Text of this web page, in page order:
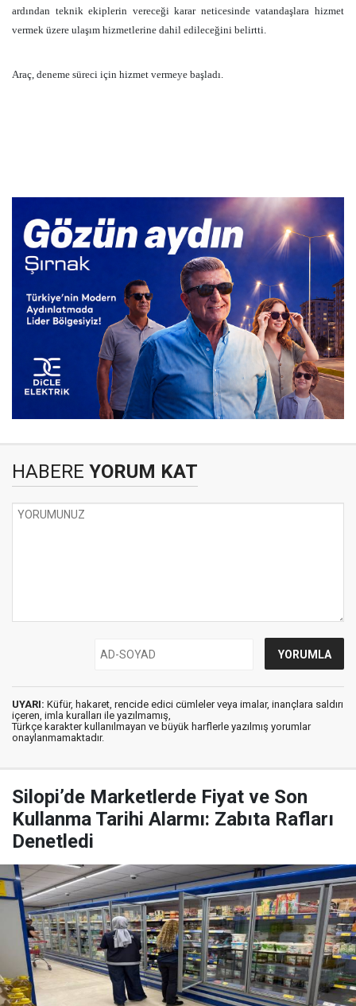
ardından teknik ekiplerin vereceği karar neticesinde vatandaşlara hizmet
vermek üzere ulaşım hizmetlerine dahil edileceğini belirtti.
Araç, deneme süreci için hizmet vermeye başladı.
HABERE YORUM KAT
UYARI: Küfür, hakaret, rencide edici cümleler veya imalar, inançlara saldırı
içeren, imla kuralları ile yazılmamış,
Türkçe karakter kullanılmayan ve büyük harflerle yazılmış yorumlar
onaylanmamaktadır.
Silopi’de Marketlerde Fiyat ve Son
Kullanma Tarihi Alarmı: Zabıta Rafları
Denetledi